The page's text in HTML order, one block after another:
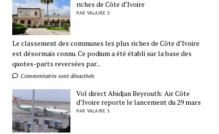
riches de Côte d’Ivoire
PAR VALAIRE S
Le classement des communes les plus riches de Côte d’Ivoire
est désormais connu. Ce podium a été établi sur la base des
quotes-parts reversées par...
Commentaires sont désactivés
Vol direct Abidjan Beyrouth: Air Côte
d’Ivoire reporte le lancement du 29 mars
PAR VALAIRE S